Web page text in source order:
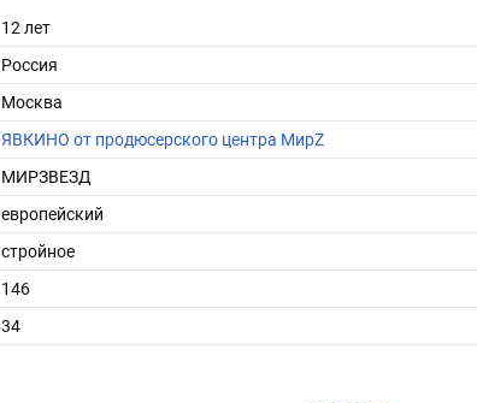
12 лет
Россия
Москва
ЯВКИНО от продюсерского центра МирZ
МИРЗВЕЗД
европейский
стройное
146
34